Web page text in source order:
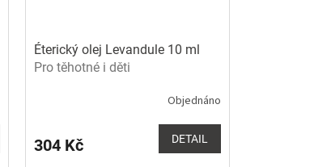
Éterický olej Levandule 10 ml
Pro těhotné i děti
je
Objednáno
304 Kč DETAIL